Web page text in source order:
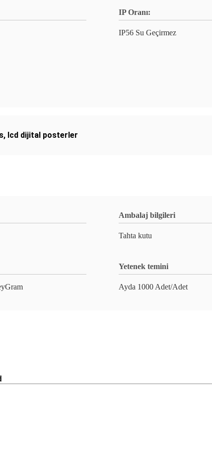
IP Oranı:
IP56 Su Geçirmez
, lcd dijital posterler
Ambalaj bilgileri
Tahta kutu
Yetenek temini
Ayda 1000 Adet/Adet